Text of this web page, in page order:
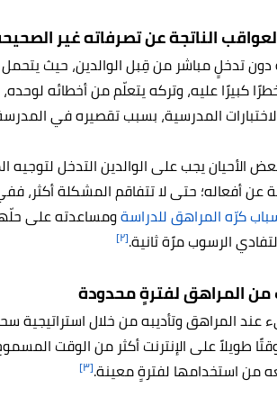
الناتجة عن تصرفاته غير
تدخلٍ مباشر من قِبل الوالدين، حيث
كبيرًا عليه، وتركه يتعلّم من أخطائه
المدرسية، بسبب تقصيره في
الأحيان يجب على الوالدين التدخل
عن أفعاله؛ حتى لا تتفاقم المشكلة أكثر،
كرّه المراهق للدراسةومساعدته على
الرسوب مرًة ثانية.[٢]
المراهق لفترةٍ محدودة
المراهق وتأديبه من خلال استراتيجية
طويلاً على الإنترنت أكثر من الوقت
من استخدامها لفترةٍ معينة.[٣]